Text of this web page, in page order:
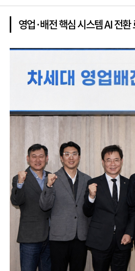
영업·배전 핵심 시스템 AI 전